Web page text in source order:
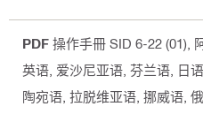
PDF 操作手冊 SID 6-22 (01) ,
英语, 爱沙尼亚语, 芬兰语, 日
陶宛语, 拉脱维亚语, 挪威语,